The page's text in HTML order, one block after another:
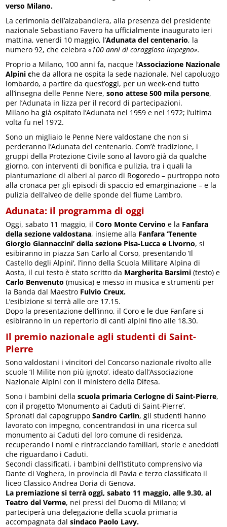
verso Milano.
La cerimonia dell’alzabandiera, alla presenza del presidente
nazionale Sebastiano Favero ha ufficialmente inaugurato ieri
mattina, venerdì 10 maggio, l’Adunata del centenario, la
numero 92, che celebra«100 anni di coraggioso impegno».
Proprio a Milano, 100 anni fa, nacque l’Associazione Nazionale
Alpini che da allora ne ospita la sede nazionale. Nel capoluogo
lombardo, a partire da quest’oggi, per un week-end tutto
all’insegna delle Penne Nere,sono attese 500 mila persone,
per l’Adunata in lizza per il record di partecipazioni.
Milano ha già ospitato l’Adunata nel 1959 e nel 1972; l’ultima
volta fu nel 1972.
Sono un migliaio le Penne Nere valdostane che non si
perderanno l’Adunata del centenario. Com’è tradizione, i
gruppi della Protezione Civile sono al lavoro già da qualche
giorno, con interventi di bonifica e pulizia, tra i quali la
piantumazione di alberi al parco di Rogoredo – purtroppo noto
alla cronaca per gli episodi di spaccio ed emarginazione – e la
pulizia dell’alveo de delle sponde del fiume Lambro.
Adunata: il programma di oggi
Oggi, sabato 11 maggio, il Coro Monte Cervino e la Fanfara
della sezione valdostana, insieme alla Fanfara ‘Tenente
Giorgio Giannaccini’ della sezione Pisa-Lucca e Livorno, si
esibiranno in piazza San Carlo al Corso, presentando ‘Il
Castello degli Alpini’, l’inno della Scuola Militare Alpina di
Aosta, il cui testo è stato scritto da Margherita Barsimi (testo) e
Carlo Benvenuto (musica) e messo in musica e strumenti per
la Banda dal Maestro Fulvio Creux.
L’esibizione si terrà alle ore 17.15.
Dopo la presentazione dell’inno, il Coro e le due Fanfare si
esibiranno in un repertorio di canti alpini fino alle 18.30.
Il premio nazionale agli studenti di Saint-
Pierre
Sono valdostani i vincitori del Concorso nazionale rivolto alle
scuole ‘Il Milite non più ignoto’, ideato dall’Associazione
Nazionale Alpini con il ministero della Difesa.
Sono i bambini dellascuola primaria Cerlogne di Saint-Pierre,
con il progetto ‘Monumento ai Caduti di Saint-Pierre’.
Spronati dal capogruppo Sandro Carlin, gli studenti hanno
lavorato con impegno, concentrandosi in una ricerca sul
monumento ai Caduti del loro comune di residenza,
recuperando i nomi e rintracciando familiari, storie e aneddoti
che riguardano i Caduti.
Secondi classificati, i bambini dell’Istituto comprensivo via
Dante di Voghera, in provincia di Pavia e terzo classificato il
liceo Classico Andrea Doria di Genova.
La premiazione si terrà oggi, sabato 11 maggio, alle 9.30, al
Teatro del Verme, nei pressi del Duomo di Milano; vi
parteciperà una delegazione della scuola primaria
accompagnata dal sindaco Paolo Lavy.